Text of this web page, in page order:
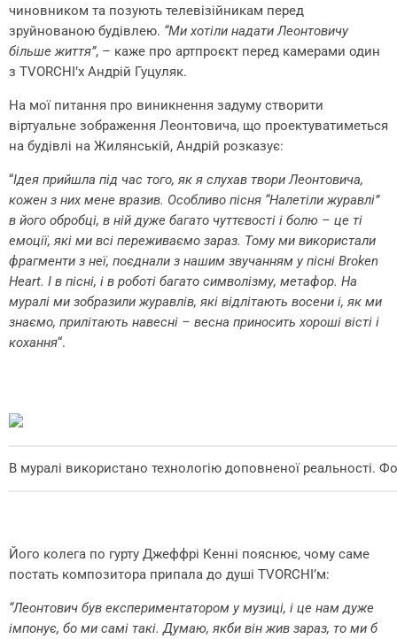
чиновником та позують телевізійникам перед
зруйнованою будівлею. “Ми хотіли надати Леонтовичу
більше життя”, – каже про артпроєкт перед камерами один
з TVORCHI’х Андрій Гуцуляк.
На мої питання про виникнення задуму створити
віртуальне зображення Леонтовича, що проектуватиметься
на будівлі на Жилянській, Андрій розказує:
“Ідея прийшла під час того, як я слухав твори Леонтовича,
кожен з них мене вразив. Особливо пісня “Налетіли журавлі”
в його обробці, в ній дуже багато чуттєвості і болю – це ті
емоції, які ми всі переживаємо зараз. Тому ми використали
фрагменти з неї, поєднали з нашим звучанням у пісні Broken
Heart. І в пісні, і в роботі багато символізму, метафор. На
муралі ми зобразили журавлів, які відлітають восени і, як ми
знаємо, прилітають навесні – весна приносить хороші вісті і
кохання“.
В муралі використано технологію доповненої реальності.
Його колега по гурту Джеффрі Кенні пояснює, чому саме
постать композитора припала до душі TVORCHI’м:
“Леонтович був експериментатором у музиці, і це нам дуже
імпонує, бо ми самі такі. Думаю, якби він жив зараз, то ми б